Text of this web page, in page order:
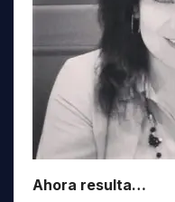
Ahora resulta…